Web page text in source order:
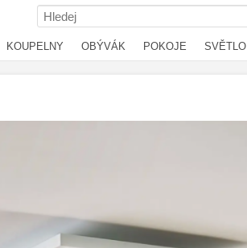
KOUPELNY OBÝVÁK POKOJE SVĚTLO